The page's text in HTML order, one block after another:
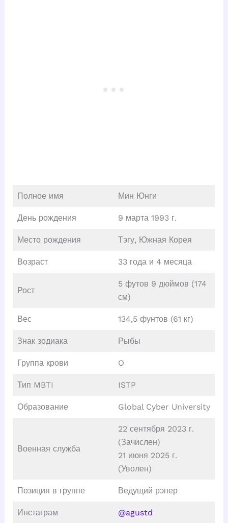
Полное имя Мин Юнги
День рождения 9 марта 1993 г.
Место рождения Тэгу, Южная Корея
Возраст 33 года и 4 месяца
Рост
5 футов 9 дюймов (174
см)
Вес 134,5 фунтов (61 кг)
Знак зодиака Рыбы
Группа крови O
Тип MBTI ISTP
Образование Global Cyber University
Военная служба
22 сентября 2023 г.
(Зачислен)
21 июня 2025 г.
(Уволен)
Позиция в группе Ведущий рэпер
Инстаграм @agustd